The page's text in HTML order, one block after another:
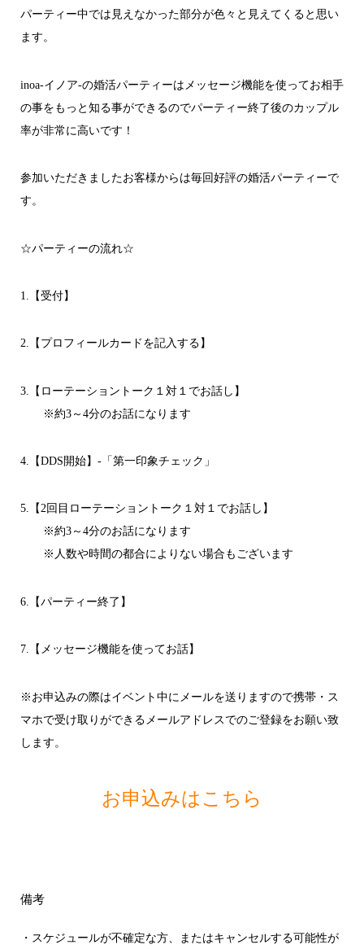
パーティー中では見えなかった部分が色々と見えてくると思い
ます。
inoa-イノア-の婚活パーティーはメッセージ機能を使ってお相手
の事をもっと知る事ができるのでパーティー終了後のカップル
率が非常に高いです！
参加いただきましたお客様からは毎回好評の婚活パーティーで
す。
☆パーティーの流れ☆
1.【受付】
2.【プロフィールカードを記入する】
3.【ローテーショントーク１対１でお話し】
※約3～4分のお話になります
4.【DDS開始】-「第一印象チェック」
5.【2回目ローテーショントーク１対１でお話し】
※約3～4分のお話になります
※人数や時間の都合によりない場合もございます
6.【パーティー終了】
7.【メッセージ機能を使ってお話】
※お申込みの際はイベント中にメールを送りますので携帯・ス
マホで受け取りができるメールアドレスでのご登録をお願い致
します。
お申込みはこちら
備考
・スケジュールが不確定な方、またはキャンセルする可能性が